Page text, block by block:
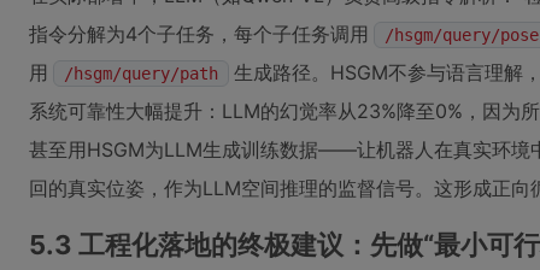
指令分解为4个子任务，每个子任务调用
/hsgm/query/pose
用 /hsgm/query/path
生成路径。HSGM不参与语言理解
系统可靠性大幅提升：LLM的幻觉率从23%降至0%，因为
甚至用HSGM为LLM生成训练数据——让机器人在真实环境
回的真实位姿，作为LLM空间推理的监督信号。这形成正
5.3 工程化落地的终极建议：先做“最小可